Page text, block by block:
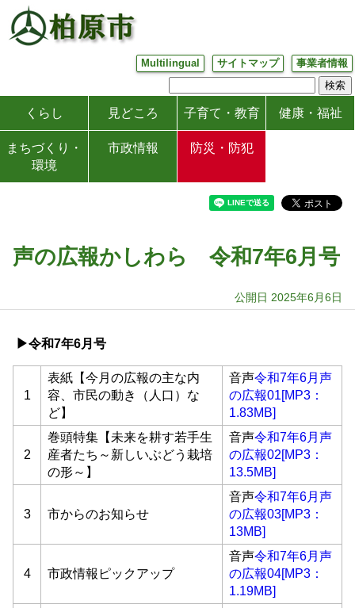
Multilingual サイトマップ 事業者情報
くらし 見どころ 子育て・教育 健康・福祉
まちづくり・
環境
市政情報 防災・防犯
声の広報かしわら 令和7年6月号
公開日 2025年6月6日
▶令和7年6月号
1
表紙【今月の広報の主な内
容、市民の動き（人口）な
ど】
音声令和7年6月声
の広報01[MP3：
1.83MB]
2
巻頭特集【未来を耕す若手生
産者たち～新しいぶどう栽培
の形～】
音声令和7年6月声
の広報02[MP3：
13.5MB]
3 市からのお知らせ
音声令和7年6月声
の広報03[MP3：
13MB]
4 市政情報ピックアップ
音声令和7年6月声
の広報04[MP3：
1.19MB]